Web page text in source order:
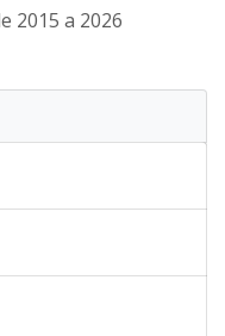
2015 a 2026